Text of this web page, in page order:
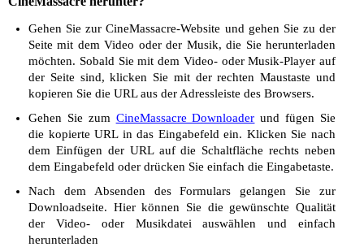
Gehen Sie zur CineMassacre-Website und gehen Sie zu der
Seite mit dem Video oder der Musik, die Sie herunterladen
möchten. Sobald Sie mit dem Video- oder Musik-Player auf
der Seite sind, klicken Sie mit der rechten Maustaste und
kopieren Sie die URL aus der Adressleiste des Browsers.
Gehen Sie zum CineMassacre Downloader und fügen Sie
die kopierte URL in das Eingabefeld ein. Klicken Sie nach
dem Einfügen der URL auf die Schaltfläche rechts neben
dem Eingabefeld oder drücken Sie einfach die Eingabetaste.
Nach dem Absenden des Formulars gelangen Sie zur
Downloadseite. Hier können Sie die gewünschte Qualität
der Video- oder Musikdatei auswählen und einfach
herunterladen